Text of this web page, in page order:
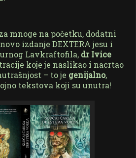
mnoge na početku, dodatni
izdanje DEXTERA jesu i
Lavkraftofila, dr Ivice
koje je naslikao i nacrtao
– to je genijalno,
tekstova koji su unutra!